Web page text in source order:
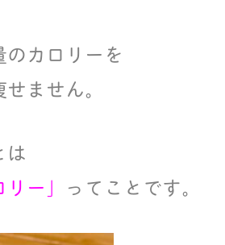
カロリーを
ません。
は
ー」 ってことです。